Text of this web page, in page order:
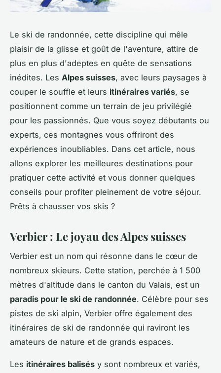
Le ski de randonnée, cette discipline qui mêle
plaisir de la glisse et goût de l'aventure, attire de
plus en plus d'adeptes en quête de sensations
inédites. Les Alpes suisses, avec leurs paysages à
couper le souffle et leurs itinéraires variés, se
positionnent comme un terrain de jeu privilégié
pour les passionnés. Que vous soyez débutants ou
experts, ces montagnes vous offriront des
expériences inoubliables. Dans cet article, nous
allons explorer les meilleures destinations pour
pratiquer cette activité et vous donner quelques
conseils pour profiter pleinement de votre séjour.
Prêts à chausser vos skis ?
Verbier : Le joyau des Alpes suisses
Verbier est un nom qui résonne dans le cœur de
nombreux skieurs. Cette station, perchée à 1 500
mètres d'altitude dans le canton du Valais, est un
paradis pour le ski de randonnée. Célèbre pour ses
pistes de ski alpin, Verbier offre également des
itinéraires de ski de randonnée qui raviront les
amateurs de nature et de grands espaces.
Les itinéraires balisés y sont nombreux et variés,